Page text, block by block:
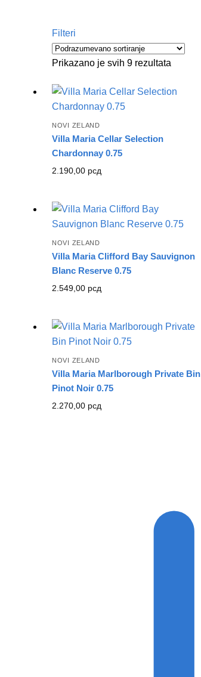
Filteri
Prikazano je svih 9 rezultata
NOVI ZELAND
Villa Maria Cellar Selection
Chardonnay 0.75
2.190,00 рсд
NOVI ZELAND
Villa Maria Clifford Bay Sauvignon
Blanc Reserve 0.75
2.549,00 рсд
NOVI ZELAND
Villa Maria Marlborough Private Bin
Pinot Noir 0.75
2.270,00 рсд